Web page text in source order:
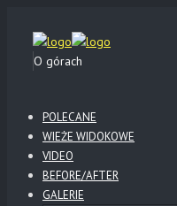
O górach
POLECANE
WIEŻE WIDOKOWE
VIDEO
BEFORE/AFTER
GALERIE